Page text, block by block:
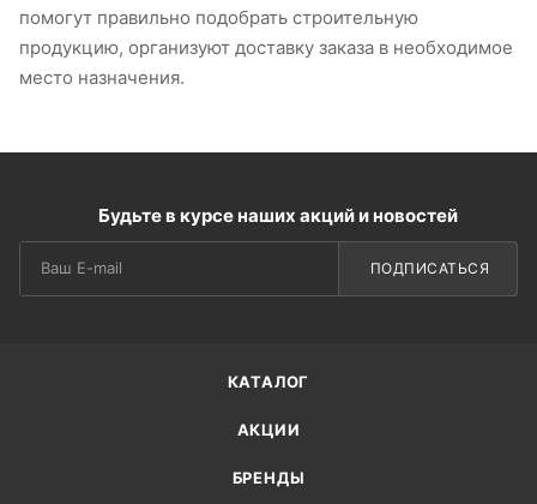
помогут правильно подобрать строительную
продукцию, организуют доставку заказа в необходимое
место назначения.
Будьте в курсе наших акций и новостей
ПОДПИСАТЬСЯ
КАТАЛОГ
АКЦИИ
БРЕНДЫ